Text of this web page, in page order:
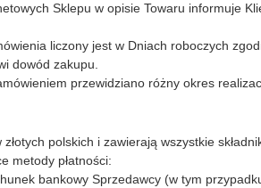
Sklepu w opisie Towaru informuje
liczony jest w Dniach roboczych
dowód zakupu.
przewidziano różny okres
polskich i zawierają wszystkie
metody płatności:
bankowy Sprzedawcy (w tym